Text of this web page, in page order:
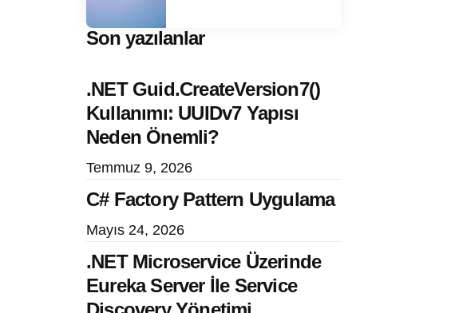
Son yazılanlar
.NET Guid.CreateVersion7()
Kullanımı: UUIDv7 Yapısı
Neden Önemli?
Temmuz 9, 2026
C# Factory Pattern Uygulama
Mayıs 24, 2026
.NET Microservice Üzerinde
Eureka Server İle Service